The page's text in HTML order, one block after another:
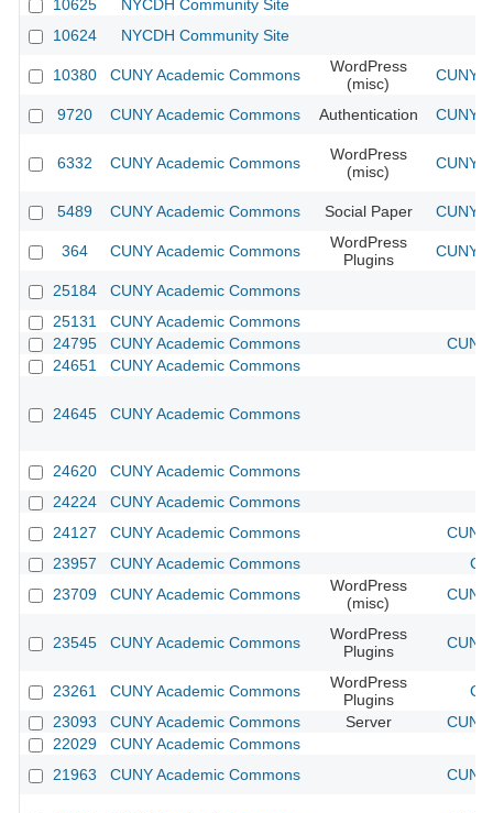
10625
NYCDH Community Site
10624
NYCDH Community Site
10380 CUNY Academic Commons
WordPress
(misc)
CUNY
9720 CUNY Academic Commons Authentication CUNY
6332 CUNY Academic Commons
WordPress
(misc)
CUNY
5489 CUNY Academic Commons Social Paper CUNY
364 CUNY Academic Commons
WordPress
Plugins
CUNY
25184
CUNY Academic Commons
25131
CUNY Academic Commons
24795
CUNY Academic Commons
24651
CUNY Academic Commons
24645 CUNY Academic Commons
24620
CUNY Academic Commons
24224
CUNY Academic Commons
24127
CUNY Academic Commons
23957
CUNY Academic Commons
23709
CUNY Academic Commons
WordPress
(misc)
23545 CUNY Academic Commons
WordPress
Plugins
23261 CUNY Academic Commons
WordPress
Plugins
23093
CUNY Academic Commons Server
22029
CUNY Academic Commons
21963
CUNY Academic Commons